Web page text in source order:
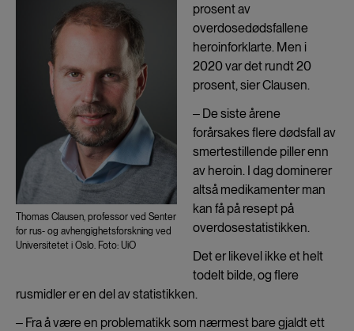
Thomas Clausen, professor ved Senter
for rus- og avhengighetsforskning ved
Universitetet i Oslo. Foto: UiO
prosent av
overdosedødsfallene
heroinforklarte. Men i
2020 var det rundt 20
prosent, sier Clausen.
‒ De siste årene
forårsakes flere dødsfall av
smertestillende piller enn
av heroin. I dag dominerer
altså medikamenter man
kan få på resept på
overdosestatistikken.
Det er likevel ikke et helt
todelt bilde, og flere
rusmidler er en del av statistikken.
‒ Fra å være en problematikk som nærmest bare gjaldt ett